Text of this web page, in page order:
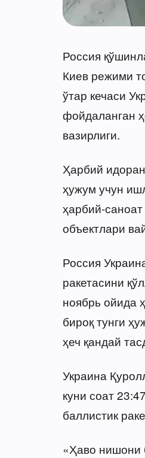
Россия
Киев режими
ўтар кечаси
фойдаланган
вазирлиги.
Ҳарбий
ҳужум учун
ҳарбий-
объектлари
Россия
ракетасини
ноябрь ойида
бироқ тунги
ҳеч қандай
Украина
куни соат
баллистик
«Ҳаво нишони